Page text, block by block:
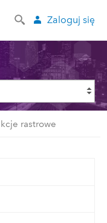
Zaloguj się
rastrowe